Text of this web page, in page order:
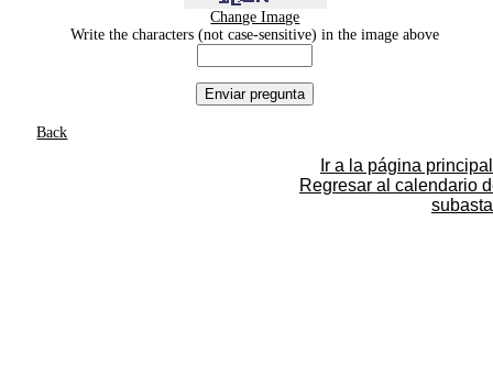
Change Image
Write the characters (not case-sensitive) in the image above
Back
Ir a la página principal
Regresar al calendario